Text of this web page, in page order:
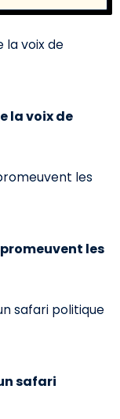
la voix de
les
safari